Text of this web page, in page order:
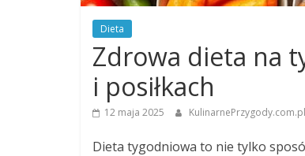
Dieta
Zdrowa dieta na
i posiłkach
12 maja 2025 KulinarnePrzygody.com.pl
Dieta tygodniowa to nie tylko